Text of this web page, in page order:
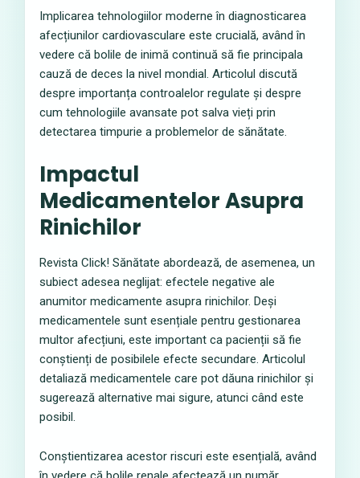
Implicarea tehnologiilor moderne în diagnosticarea
afecțiunilor cardiovasculare este crucială, având în
vedere că bolile de inimă continuă să fie principala
cauză de deces la nivel mondial. Articolul discută
despre importanța controalelor regulate și despre
cum tehnologiile avansate pot salva vieți prin
detectarea timpurie a problemelor de sănătate.
Impactul
Medicamentelor Asupra
Rinichilor
Revista Click! Sănătate abordează, de asemenea, un
subiect adesea neglijat: efectele negative ale
anumitor medicamente asupra rinichilor. Deși
medicamentele sunt esențiale pentru gestionarea
multor afecțiuni, este important ca pacienții să fie
conștienți de posibilele efecte secundare. Articolul
detaliază medicamentele care pot dăuna rinichilor și
sugerează alternative mai sigure, atunci când este
posibil.
Conștientizarea acestor riscuri este esențială, având